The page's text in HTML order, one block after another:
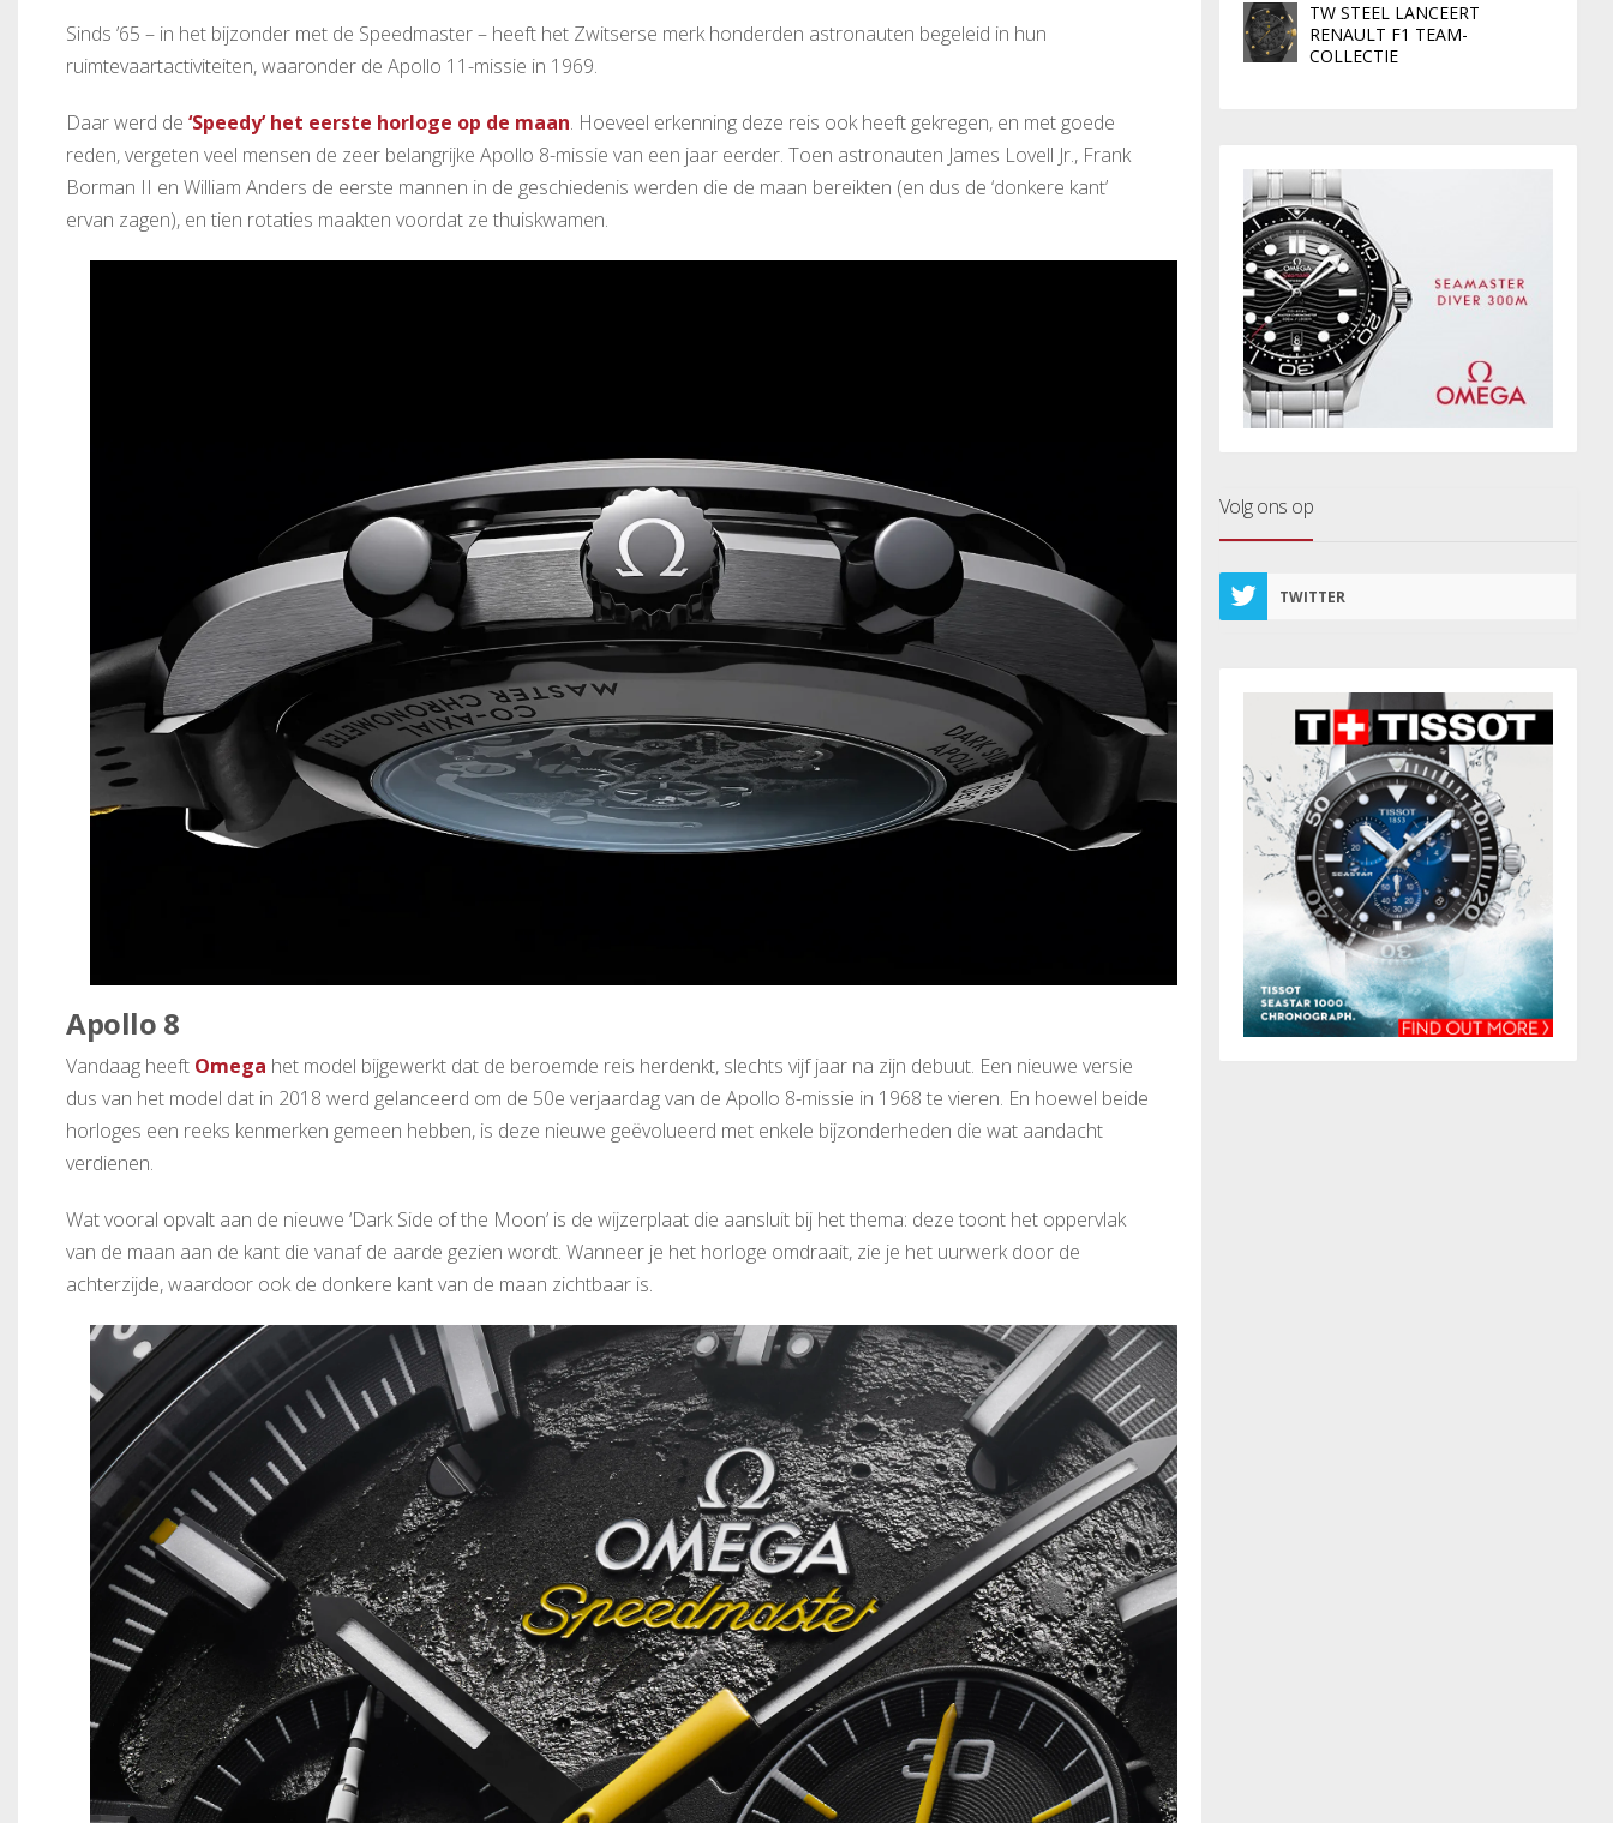
Sinds ’65 – in het bijzonder met de Speedmaster – heeft het Zwitserse merk honderden astronauten begeleid in hun
ruimtevaartactiviteiten, waaronder de Apollo 11-missie in 1969.
Daar werd de ‘Speedy’ het eerste horloge op de maan. Hoeveel erkenning deze reis ook heeft gekregen, en met goede
reden, vergeten veel mensen de zeer belangrijke Apollo 8-missie van een jaar eerder. Toen astronauten James Lovell Jr., Frank
Borman II en William Anders de eerste mannen in de geschiedenis werden die de maan bereikten (en dus de ‘donkere kant’
ervan zagen), en tien rotaties maakten voordat ze thuiskwamen.
Apollo 8
Vandaag heeft Omega het model bijgewerkt dat de beroemde reis herdenkt, slechts vijf jaar na zijn debuut. Een nieuwe versie
dus van het model dat in 2018 werd gelanceerd om de 50e verjaardag van de Apollo 8-missie in 1968 te vieren. En hoewel beide
horloges een reeks kenmerken gemeen hebben, is deze nieuwe geëvolueerd met enkele bijzonderheden die wat aandacht
verdienen.
Wat vooral opvalt aan de nieuwe ‘Dark Side of the Moon’ is de wijzerplaat die aansluit bij het thema: deze toont het oppervlak
van de maan aan de kant die vanaf de aarde gezien wordt. Wanneer je het horloge omdraait, zie je het uurwerk door de
achterzijde, waardoor ook de donkere kant van de maan zichtbaar is.
TW STEEL LANCEERT
RENAULT F1 TEAM-
COLLECTIE
Volg ons op
TWITTER